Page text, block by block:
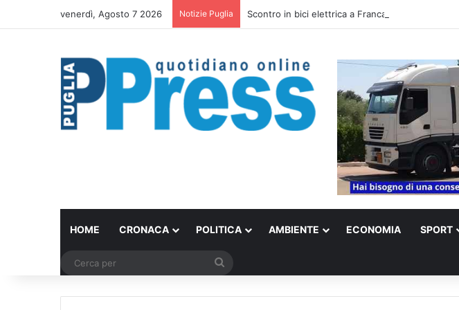
venerdì, Agosto 7 2026 Notizie Puglia Scontro in bici elettrica a Francavilla Fontana,
HOME CRONACA POLITICA AMBIENTE ECONOMIA SPORT